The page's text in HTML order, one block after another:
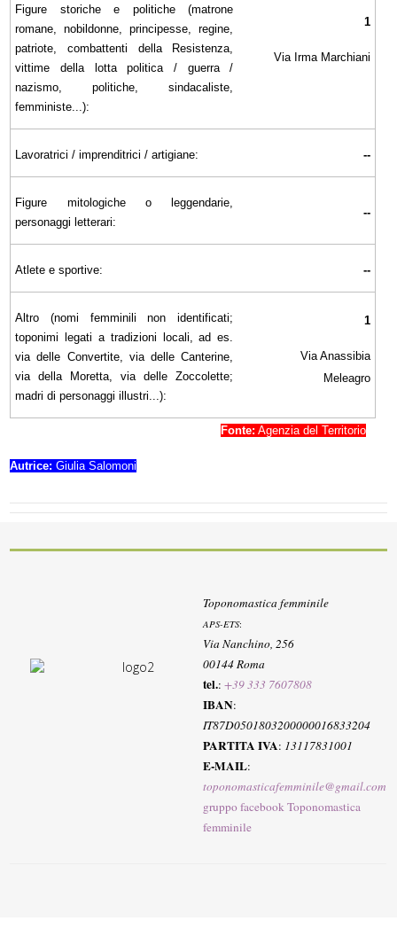
Figure storiche e politiche (matrone
romane, nobildonne, principesse, regine,
patriote, combattenti della Resistenza,
vittime della lotta politica / guerra /
nazismo, politiche, sindacaliste,
femministe...):
1
Via Irma Marchiani
Lavoratrici / imprenditrici / artigiane: --
Figure mitologiche o leggendarie,
personaggi letterari:
--
Atlete e sportive: --
Altro (nomi femminili non identificati;
toponimi legati a tradizioni locali, ad es.
via delle Convertite, via delle Canterine,
via della Moretta, via delle Zoccolette;
madri di personaggi illustri...):
1
Via Anassibia
Meleagro
Fonte: Agenzia del Territorio
Autrice: Giulia Salomoni
Toponomastica femminile
APS-ETS:
Via Nanchino, 256
00144 Roma
tel.:+39 333 7607808
IBAN:
IT87D0501803200000016833204
PARTITA IVA: 13117831001
E-MAIL:
toponomasticafemminile@gmail.com
gruppo facebook Toponomastica
femminile